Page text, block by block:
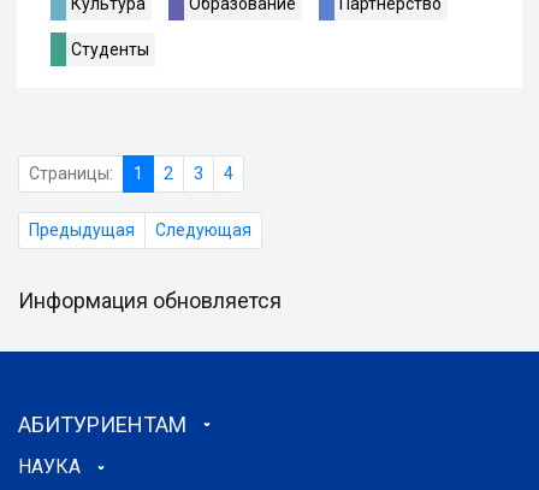
Студенты
Страницы: 1 2 3 4
Предыдущая Следующая
Информация обновляется
АБИТУРИЕНТАМ
НАУКА